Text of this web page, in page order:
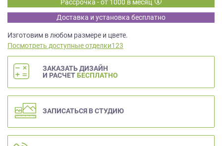
Рассрочка - от 1000 в месяц
Доставка и установка бесплатно
Изготовим в любом размере и цвете.
Посмотреть доступные отделки123
ЗАКАЗАТЬ ДИЗАЙН
И РАСЧЕТ БЕСПЛАТНО
ЗАПИСАТЬСЯ В СТУДИЮ